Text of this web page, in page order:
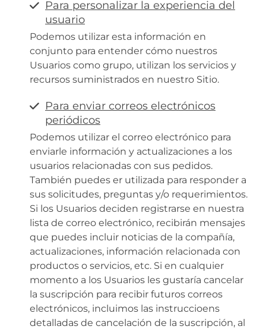
Para personalizar la experiencia del
usuario
Podemos utilizar esta información en
conjunto para entender cómo nuestros
Usuarios como grupo, utilizan los servicios y
recursos suministrados en nuestro Sitio.
Para enviar correos electrónicos
periódicos
Podemos utilizar el correo electrónico para
enviarle información y actualizaciones a los
usuarios relacionadas con sus pedidos.
También puedes er utilizada para responder a
sus solicitudes, preguntas y/o requerimientos.
Si los Usuarios deciden registrarse en nuestra
lista de correo electrónico, recibirán mensajes
que puedes incluir noticias de la compañía,
actualizaciones, información relacionada con
productos o servicios, etc. Si en cualquier
momento a los Usuarios les gustaría cancelar
la suscripción para recibir futuros correos
electrónicos, incluimos las instruccioens
detalladas de cancelación de la suscripción, al